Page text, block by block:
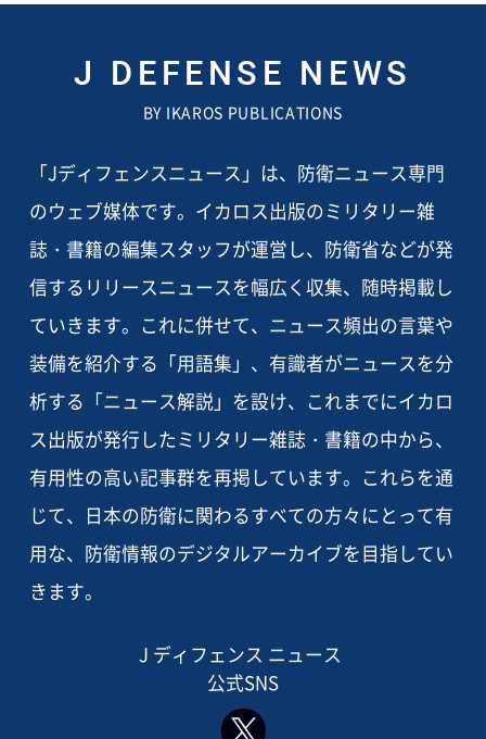
J DEFENSE NEWS
BY IKAROS PUBLICATIONS
「Jディフェンスニュース」は、防衛ニュース専門
のウェブ媒体です。イカロス出版のミリタリー雑
誌・書籍の編集スタッフが運営し、防衛省などが発
信するリリースニュースを幅広く収集、随時掲載し
ていきます。これに併せて、ニュース頻出の言葉や
装備を紹介する「用語集」、有識者がニュースを分
析する「ニュース解説」を設け、これまでにイカロ
ス出版が発行したミリタリー雑誌・書籍の中から、
有用性の高い記事群を再掲しています。これらを通
じて、日本の防衛に関わるすべての方々にとって有
用な、防衛情報のデジタルアーカイブを目指してい
きます。
J ディフェンス ニュース
公式SNS